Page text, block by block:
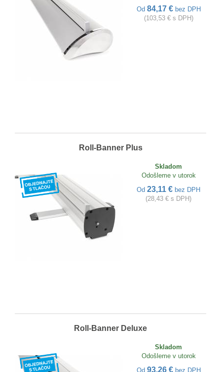
Od 84,17 € bez DPH
(103,53 € s DPH)
Roll-Banner Plus
Skladom
Odošleme v utorok
Od 23,11 € bez DPH
(28,43 € s DPH)
Roll-Banner Deluxe
Skladom
Odošleme v utorok
Od 93,26 € bez DPH